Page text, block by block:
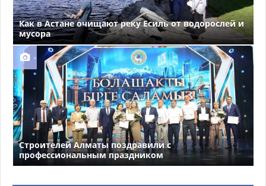
Как в Астане очищают реку Есиль от водорослей и
мусора
Строителей Алматы поздравили с
профессиональным праздником